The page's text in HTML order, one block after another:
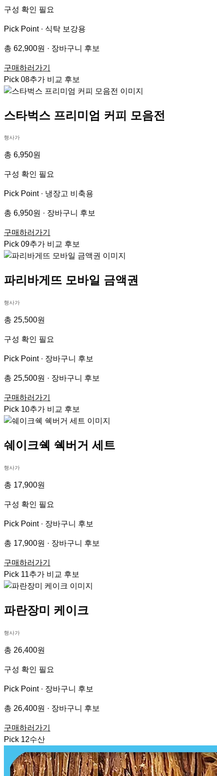
구성 확인 필요
Pick Point · 식탁 보강용
총 62,900원 · 장바구니 후보
구매하러가기
Pick 08추가 비교 후보
스타벅스 프리미엄 커피 모음전
행사가
총 6,950원
구성 확인 필요
Pick Point · 냉장고 비축용
총 6,950원 · 장바구니 후보
구매하러가기
Pick 09추가 비교 후보
파리바게뜨 모바일 금액권
행사가
총 25,500원
구성 확인 필요
Pick Point · 장바구니 후보
총 25,500원 · 장바구니 후보
구매하러가기
Pick 10추가 비교 후보
쉐이크쉑 쉑버거 세트
행사가
총 17,900원
구성 확인 필요
Pick Point · 장바구니 후보
총 17,900원 · 장바구니 후보
구매하러가기
Pick 11추가 비교 후보
파란장미 케이크
행사가
총 26,400원
구성 확인 필요
Pick Point · 장바구니 후보
총 26,400원 · 장바구니 후보
구매하러가기
Pick 12수산